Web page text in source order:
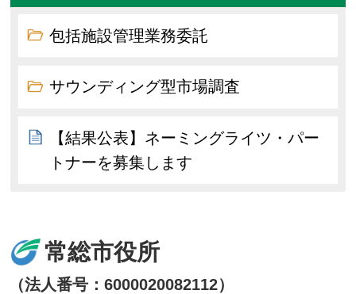
包括施設管理業務委託
サウンディング型市場調査
【結果公表】ネーミングライツ・パー
トナーを募集します
常総市役所
（法人番号：6000020082112）